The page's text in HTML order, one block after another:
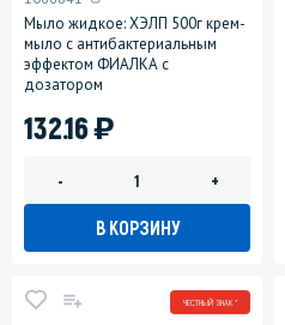
Мыло жидкое: ХЭЛП 500г крем-
мыло с антибактериальным
эффектом ФИАЛКА с
дозатором
132.16)
- +
В КОРЗИНУ
ЧЕСТНЫЙ ЗНАК *